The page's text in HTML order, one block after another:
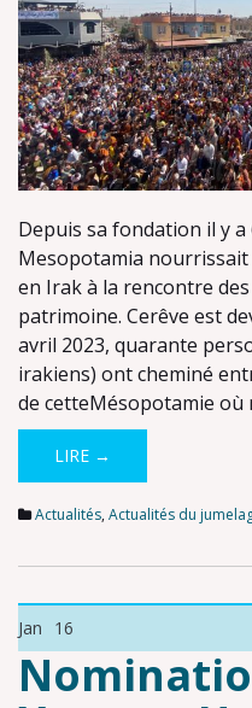
Depuis sa fondation il y a
Mesopotamia
en Irak à la rencontre
patrimoine. Cerêve est
avril 2023, quarante
irakiens) ont cheminé
de cetteMésopotamie
LIRE →
Actualités,Actualités du
Jan 16